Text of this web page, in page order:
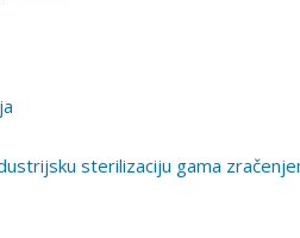
sterilizaciju gama